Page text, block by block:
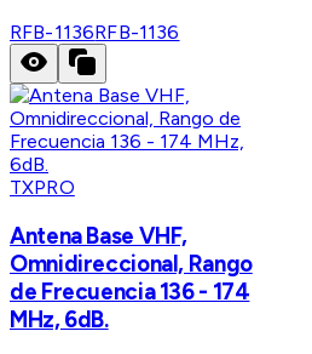
RFB-1136RFB-1136
TXPRO
Antena Base VHF,
Omnidireccional, Rango
de Frecuencia 136 - 174
MHz, 6dB.